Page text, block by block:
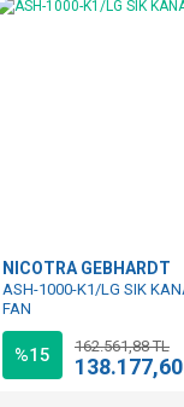
NICOTRA GEBHARDT
ASH-1000-K1/LG SIK
FAN
%15 162.561,88 TL